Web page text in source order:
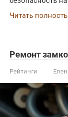
Читать
Ремонт
Рейтинги